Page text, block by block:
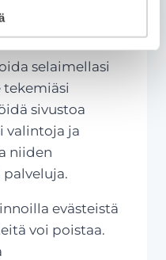
selaimellasi
sivustoa
valintoja ja
niiden
evästeistä
voi poistaa.